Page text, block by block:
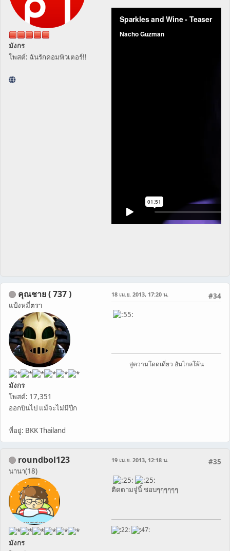
มังกร
โพสต์: ฉันรักคอมพิวเตอร์!!
คุณชาย ( 737 )
แป้งหมี่ตรา
มังกร
โพสต์: 17,351
ออกบินไป แม้จะไม่มีปีก
ที่อยู่: BKK Thailand
#34
18 เม.ย. 2013, 17:20 น.
สู่ความโดดเดี่ยว อันไกลโพ้น
roundbol123
นานา(18)
มังกร
#35
19 เม.ย. 2013, 12:18 น.
ติดตามจู๋นี้ ชอบๆๆๆๆๆๆ